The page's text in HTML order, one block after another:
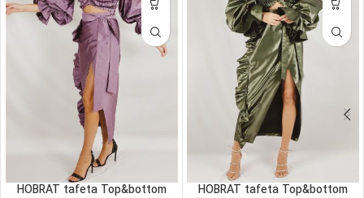
HOBRAT tafeta Top&bottom
HOBRAT tafeta Top&bottom